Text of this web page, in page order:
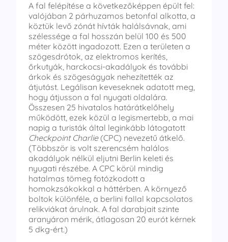
A fal felépítése a következőképpen épült fel:
valójában 2 párhuzamos betonfal alkotta, a
köztük levő zónát hívták halálsávnak, ami
szélessége a fal hosszán belül 100 és 500
méter között ingadozott. Ezen a területen a
szögesdrótok, az elektromos kerítés,
őrkutyák, harckocsi-akadályok és további
árkok és szögeságyak nehezítették az
átjutást. Legálisan keveseknek adatott meg,
hogy átjusson a fal nyugati oldalára.
Összesen 25 hivatalos határátkelőhely
működött, ezek közül a legismertebb, a mai
napig a turisták által leginkább látogatott
Checkpoint Charlie (CPC) nevezetű átkelő.
(Többször is volt szerencsém halálos
akadályok nélkül eljutni Berlin keleti és
nyugati részébe. A CPC körül mindig
hatalmas tömeg fotózkodott a
homokzsákokkal a háttérben. A környező
boltok különféle, a berlini fallal kapcsolatos
relikviákat árulnak. A fal darabjait szinte
aranyáron mérik, átlagosan 20 eurót kérnek
5 dkg-ért.)